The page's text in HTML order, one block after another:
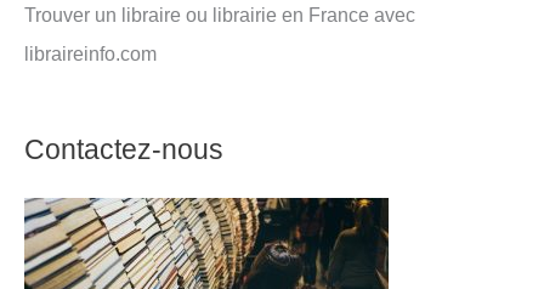
Trouver un libraire ou librairie en France avec
libraireinfo.com
Contactez-nous